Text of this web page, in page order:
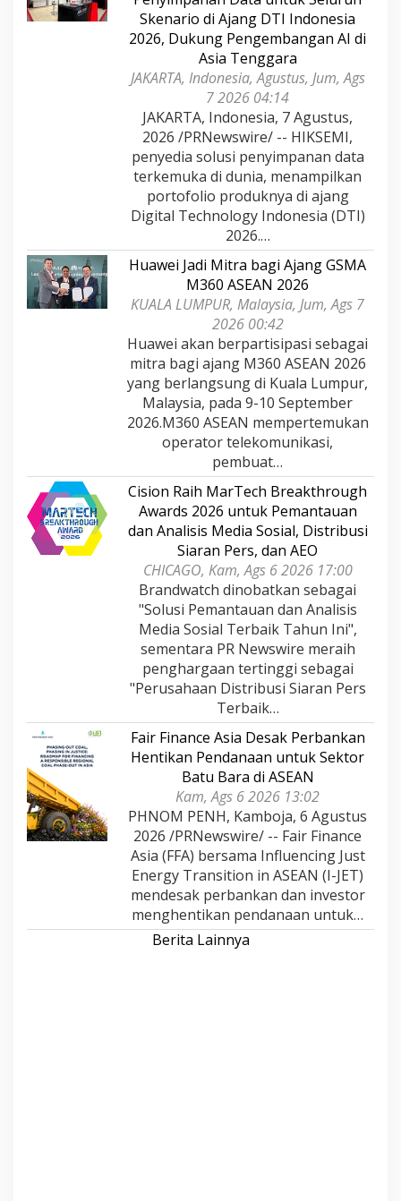
Skenario di Ajang DTI Indonesia
2026, Dukung Pengembangan AI di
Asia Tenggara
JAKARTA, Indonesia, Agustus, Jum, Ags
7 2026 04:14
JAKARTA, Indonesia, 7 Agustus,
2026 /PRNewswire/ -- HIKSEMI,
penyedia solusi penyimpanan data
terkemuka di dunia, menampilkan
portofolio produknya di ajang
Digital Technology Indonesia (DTI)
2026.…
Huawei Jadi Mitra bagi Ajang GSMA
M360 ASEAN 2026
KUALA LUMPUR, Malaysia, Jum, Ags 7
2026 00:42
Huawei akan berpartisipasi sebagai
mitra bagi ajang M360 ASEAN 2026
yang berlangsung di Kuala Lumpur,
Malaysia, pada 9-10 September
2026.M360 ASEAN mempertemukan
operator telekomunikasi,
pembuat…
Cision Raih MarTech Breakthrough
Awards 2026 untuk Pemantauan
dan Analisis Media Sosial, Distribusi
Siaran Pers, dan AEO
CHICAGO, Kam, Ags 6 2026 17:00
Brandwatch dinobatkan sebagai
"Solusi Pemantauan dan Analisis
Media Sosial Terbaik Tahun Ini",
sementara PR Newswire meraih
penghargaan tertinggi sebagai
"Perusahaan Distribusi Siaran Pers
Terbaik…
Fair Finance Asia Desak Perbankan
Hentikan Pendanaan untuk Sektor
Batu Bara di ASEAN
Kam, Ags 6 2026 13:02
PHNOM PENH, Kamboja, 6 Agustus
2026 /PRNewswire/ -- Fair Finance
Asia (FFA) bersama Influencing Just
Energy Transition in ASEAN (I-JET)
mendesak perbankan dan investor
menghentikan pendanaan untuk…
Berita Lainnya